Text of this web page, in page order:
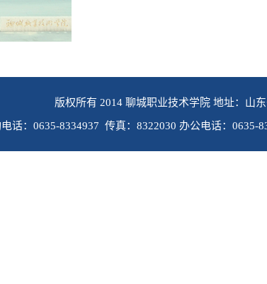
版权所有 2014 聊城职业技术学院 地址：山
话：0635-8334937 传真：8322030 办公电话：0635-